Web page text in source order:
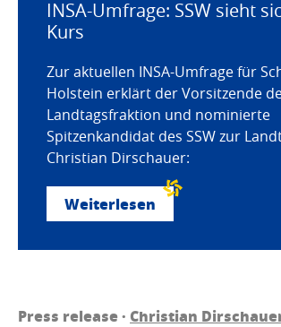
INSA-Umfrage: SSW sieht
Kurs
Zur aktuellen INSA-Umfrage für
Holstein erklärt der Vorsitzende
Landtagsfraktion und nominierte
Spitzenkandidat des SSW zur
Christian Dirschauer:
Weiterlesen
Press release · Christian